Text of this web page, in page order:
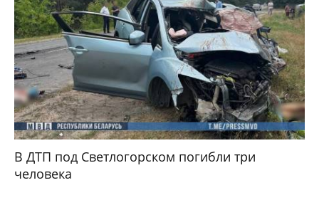
В ДТП под Светлогорском погибли три
человека